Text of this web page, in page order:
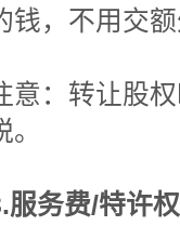
钱，不用交
意：转让股
。
服务费/特许